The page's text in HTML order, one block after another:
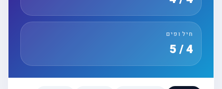
חילופים